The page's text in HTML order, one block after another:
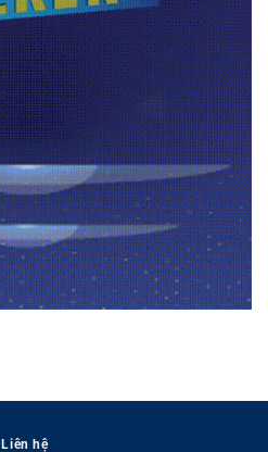
Liên hệ